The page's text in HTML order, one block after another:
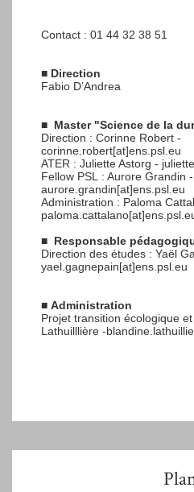
Contact : 01 44 32 38 51
■ Direction
Fabio D’Andrea
■ Master "Science de la
Direction : Corinne Robert -
corinne.robert[at]ens.psl.eu
ATER : Juliette Astorg -
Fellow PSL : Aurore Grandin -
aurore.grandin[at]ens.psl.eu
Administration : Paloma
■ Responsable
Direction des études : Yaël
yael.gagnepain[at]ens.psl.eu
■ Administration
Projet transition écologique
Lathuilllière -